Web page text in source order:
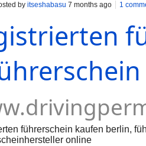
by itseshabasu 7 months ago 1
führerschein kaufen berlin,
online